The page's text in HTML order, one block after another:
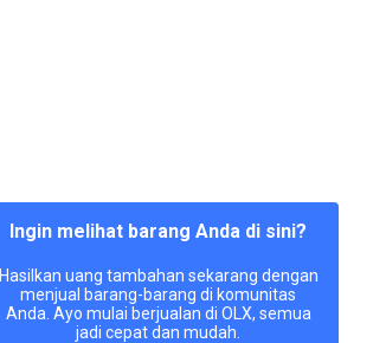
Ingin melihat barang Anda di sini?
Hasilkan uang tambahan sekarang dengan
menjual barang-barang di komunitas
Anda. Ayo mulai berjualan di OLX, semua
jadi cepat dan mudah.